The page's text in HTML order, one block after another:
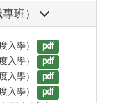
班）
入學） pdf
入學） pdf
入學） pdf
入學） pdf